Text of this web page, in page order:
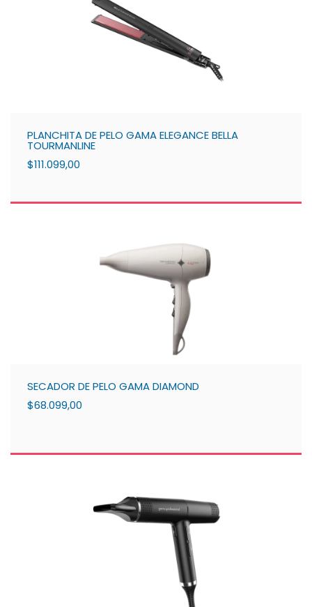
PLANCHITA DE PELO GAMA ELEGANCE BELLA
TOURMANLINE
$111.099,00
SECADOR DE PELO GAMA DIAMOND
$68.099,00